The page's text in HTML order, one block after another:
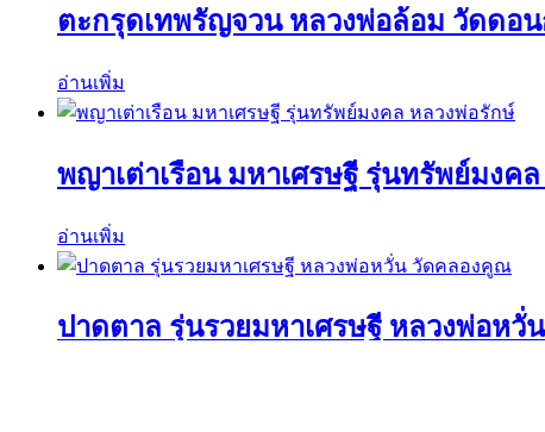
ตะกรุดเทพรัญจวน หลวงพ่อล้อม วัดดอ
อ่านเพิ่ม
พญาเต่าเรือน มหาเศรษฐี รุ่นทรัพย์มงค
อ่านเพิ่ม
ปาดตาล รุ่นรวยมหาเศรษฐี หลวงพ่อห